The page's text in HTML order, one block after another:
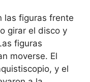
las figuras frente
girar el disco y
figuras
moverse. El
y el